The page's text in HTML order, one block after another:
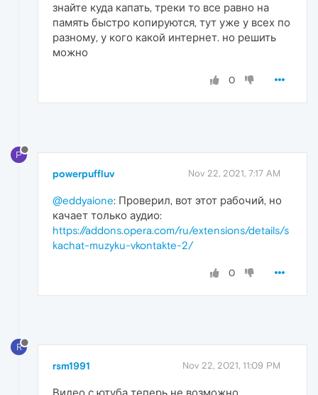
знайте куда капать, треки то все равно на
память быстро копируются, тут уже у всех по
разному, у кого какой интернет. но решить
можно
0
P
powerpuffluv Nov 22, 2021, 7:17 AM
@eddyaione: Проверил, вот этот рабочий, но
качает только аудио:
https://addons.opera.com/ru/extensions/details/s
kachat-muzyku-vkontakte-2/
0
R
rsm1991 Nov 22, 2021, 11:09 PM